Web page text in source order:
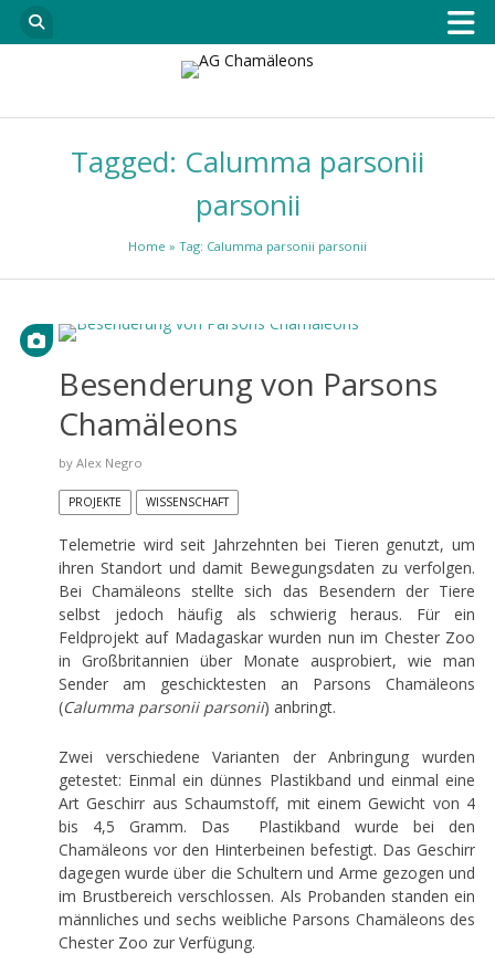
Tagged: Calumma parsonii
parsonii
Home » Tag: Calumma parsonii parsonii
Besenderung von Parsons
Chamäleons
by Alex Negro
PROJEKTE WISSENSCHAFT
Telemetrie wird seit Jahrzehnten bei Tieren genutzt, um
ihren Standort und damit Bewegungsdaten zu verfolgen.
Bei Chamäleons stellte sich das Besendern der Tiere
selbst jedoch häufig als schwierig heraus. Für ein
Feldprojekt auf Madagaskar wurden nun im Chester Zoo
in Großbritannien über Monate ausprobiert, wie man
Sender am geschicktesten an Parsons Chamäleons
(Calumma parsonii parsonii) anbringt.
Zwei verschiedene Varianten der Anbringung wurden
getestet: Einmal ein dünnes Plastikband und einmal eine
Art Geschirr aus Schaumstoff, mit einem Gewicht von 4
bis 4,5 Gramm. Das Plastikband wurde bei den
Chamäleons vor den Hinterbeinen befestigt. Das Geschirr
dagegen wurde über die Schultern und Arme gezogen und
im Brustbereich verschlossen. Als Probanden standen ein
männliches und sechs weibliche Parsons Chamäleons des
Chester Zoo zur Verfügung.